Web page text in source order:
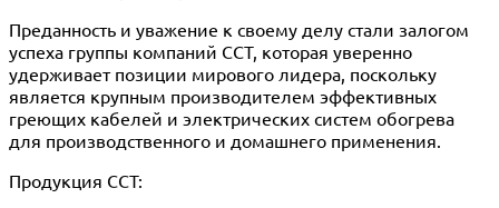
Преданность и уважение к своему делу стали залогом
успеха группы компаний ССТ, которая уверенно
удерживает позиции мирового лидера, поскольку
является крупным производителем эффективных
греющих кабелей и электрических систем обогрева
для производственного и домашнего применения.
Продукция ССТ: